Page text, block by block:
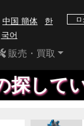
中国 簡体
한
국어
販売・買取
や